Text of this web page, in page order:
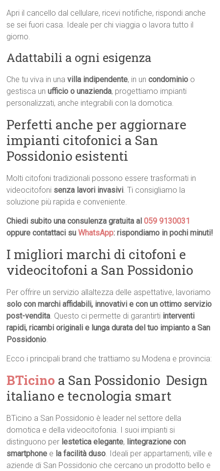
Apri il cancello dal cellulare, ricevi notifiche, rispondi anche
se sei fuori casa. Ideale per chi viaggia o lavora tutto il
giorno.
Adattabili a ogni esigenza
Che tu viva in unavilla indipendente, in uncondominio o
gestisca unufficio o unazienda, progettiamo impianti
personalizzati, anche integrabili con la domotica.
Perfetti anche per aggiornare
impianti citofonici a San
Possidonio esistenti
Molti citofoni tradizionali possono essere trasformati in
videocitofoni senza lavori invasivi. Ti consigliamo la
soluzione più rapida e conveniente.
Chiedi subito una consulenza gratuita al059 9130031
oppure contattaci suWhatsApp: rispondiamo in pochi minuti!
I migliori marchi di citofoni e
videocitofoni a San Possidonio
Per offrire un servizio allaltezza delle aspettative, lavoriamo
solo con marchi affidabili, innovativi e con un ottimo servizio
post-vendita. Questo ci permette di garantirti interventi
rapidi, ricambi originali e lunga durata del tuo impianto a San
Possidonio.
Ecco i principali brand che trattiamo su Modena e provincia:
BTicino a San Possidonio  Design
italiano e tecnologia smart
BTicino a San Possidonio è leader nel settore della
domotica e della videocitofonia. I suoi impianti si
distinguono per lestetica elegante, lintegrazione con
smartphone e la facilità duso. Ideali per appartamenti, ville e
aziende di San Possidonio che cercano un prodotto bello e